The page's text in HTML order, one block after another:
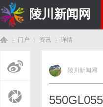
陵川新闻网
门户 资讯
›
详情
陵川新闻网